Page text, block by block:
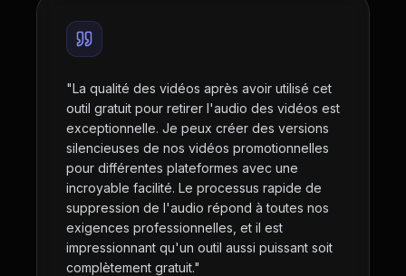
"La qualité des vidéos après avoir utilisé cet
outil gratuit pour retirer l'audio des vidéos est
exceptionnelle. Je peux créer des versions
silencieuses de nos vidéos promotionnelles
pour différentes plateformes avec une
incroyable facilité. Le processus rapide de
suppression de l'audio répond à toutes nos
exigences professionnelles, et il est
impressionnant qu'un outil aussi puissant soit
complètement gratuit."